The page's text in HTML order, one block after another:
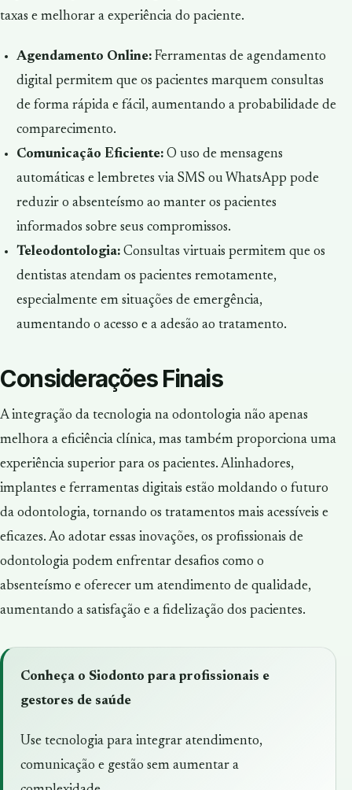
taxas e melhorar a experiência do paciente.
Agendamento Online:Ferramentas de agendamento
digital permitem que os pacientes marquem consultas
de forma rápida e fácil, aumentando a probabilidade de
comparecimento.
Comunicação Eficiente:O uso de mensagens
automáticas e lembretes via SMS ou WhatsApp pode
reduzir o absenteísmo ao manter os pacientes
informados sobre seus compromissos.
Teleodontologia:Consultas virtuais permitem que os
dentistas atendam os pacientes remotamente,
especialmente em situações de emergência,
aumentando o acesso e a adesão ao tratamento.
Considerações Finais
A integração da tecnologia na odontologia não apenas
melhora a eficiência clínica, mas também proporciona uma
experiência superior para os pacientes. Alinhadores,
implantes e ferramentas digitais estão moldando o futuro
da odontologia, tornando os tratamentos mais acessíveis e
eficazes. Ao adotar essas inovações, os profissionais de
odontologia podem enfrentar desafios como o
absenteísmo e oferecer um atendimento de qualidade,
aumentando a satisfação e a fidelização dos pacientes.
Conheça o Siodonto para profissionais e
gestores de saúde
Use tecnologia para integrar atendimento,
comunicação e gestão sem aumentar a